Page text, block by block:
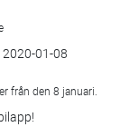
01-08
från den 8 januari.